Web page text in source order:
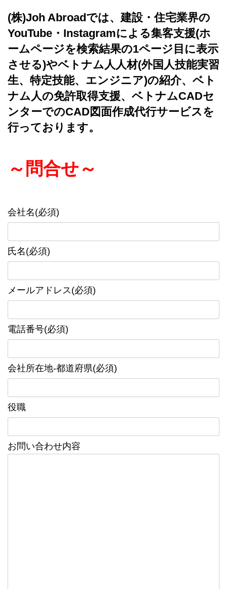
(株)Joh Abroadでは、建設・住宅業界の
YouTube・Instagramによる集客支援(ホ
ームページを検索結果の1ページ目に表示
させる)やベトナム人人材(外国人技能実習
生、特定技能、エンジニア)の紹介、ベト
ナム人の免許取得支援、ベトナムCADセ
ンターでのCAD図面作成代行サービスを
行っております。
～問合せ～
会社名(必須)
氏名(必須)
メールアドレス(必須)
電話番号(必須)
会社所在地-都道府県(必須)
役職
お問い合わせ内容